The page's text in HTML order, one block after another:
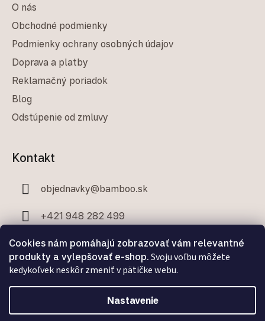
Cookies nám pomáhajú zobrazovať vám relevantné
produkty a vylepšovať e-shop. Svoju voľbu môžete
kedykoľvek neskôr zmeniť v pätičke webu.
Nastavenie
O nás
Obchodné podmienky
Podmienky ochrany osobných údajov
Doprava a platby
Reklamačný poriadok
Blog
Odstúpenie od zmluvy
Kontakt
objednavky@bamboo.sk
+421 948 282 499
+421 907 706 329